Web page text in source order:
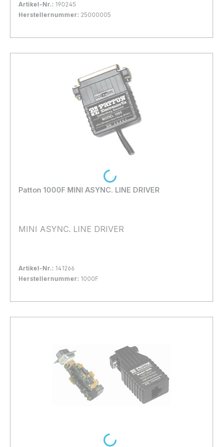
Artikel-Nr.: 190245
Herstellernummer: 25000005
In den Warenkorb
Patton 1000F MINI ASYNC. LINE DRIVER
MINI ASYNC. LINE DRIVER
Artikel-Nr.: 141266
Herstellernummer: 1000F
In den Warenkorb
Loading...